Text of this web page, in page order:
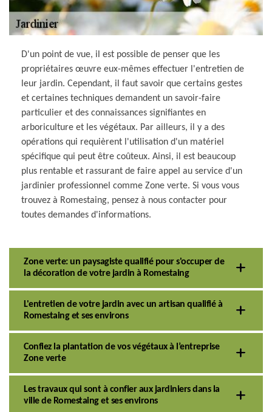
D'un point de vue, il est possible de penser que les
propriétaires œuvre eux-mêmes effectuer l'entretien de
leur jardin. Cependant, il faut savoir que certains gestes
et certaines techniques demandent un savoir-faire
particulier et des connaissances signifiantes en
arboriculture et les végétaux. Par ailleurs, il y a des
opérations qui requièrent l'utilisation d'un matériel
spécifique qui peut être coûteux. Ainsi, il est beaucoup
plus rentable et rassurant de faire appel au service d'un
jardinier professionnel comme Zone verte. Si vous vous
trouvez à Romestaing, pensez à nous contacter pour
toutes demandes d'informations.
Zone verte: un paysagiste qualifié pour s'occuper de
la décoration de votre jardin à Romestaing
L'entretien de votre jardin avec un artisan qualifié à
Romestaing et ses environs
Confiez la plantation de vos végétaux à l’entreprise
Zone verte
Les travaux qui sont à confier aux jardiniers dans la
ville de Romestaing et ses environs